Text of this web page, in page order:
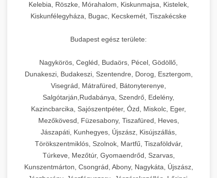
Kelebia, Röszke, Mórahalom, Kiskunmajsa, Kistelek,
Kiskunfélegyháza, Bugac, Kecskemét, Tiszakécske
Budapest egész területe:
Nagykörös, Cegléd, Budaörs, Pécel, Gödöllő,
Dunakeszi, Budakeszi, Szentendre, Dorog, Esztergom,
Visegrád, Mátrafüred, Bátonyterenye,
Salgótarján,Rudabánya, Szendrő, Edelény,
Kazincbarcika, Sajószentpéter, Ózd, Miskolc, Eger,
Mezőkövesd, Füzesabony, Tiszafüred, Heves,
Jászapáti, Kunhegyes, Újszász, Kisújszállás,
Törökszentmiklós, Szolnok, Martfű, Tiszaföldvár,
Túrkeve, Mezőtúr, Gyomaendrőd, Szarvas,
Kunszentmárton, Csongrád, Abony, Nagykáta, Újszász,